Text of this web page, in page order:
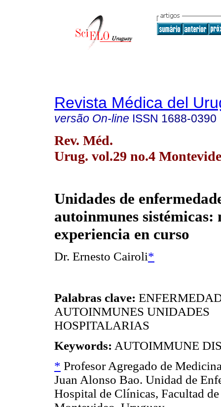
Revista Médica del
versão On-line ISSN 1688-0390
Rev. Méd.
Urug. vol.29 no.4
Unidades de
autoinmunes sistémicas:
experiencia en curso
Dr. Ernesto Cairoli*
Palabras clave:
AUTOINMUNES UNIDADES
HOSPITALARIAS
Keywords: AUTOIMMUNE
* Profesor Agregado de
Juan Alonso Bao. Unidad de
Hospital de Clínicas, Facultad